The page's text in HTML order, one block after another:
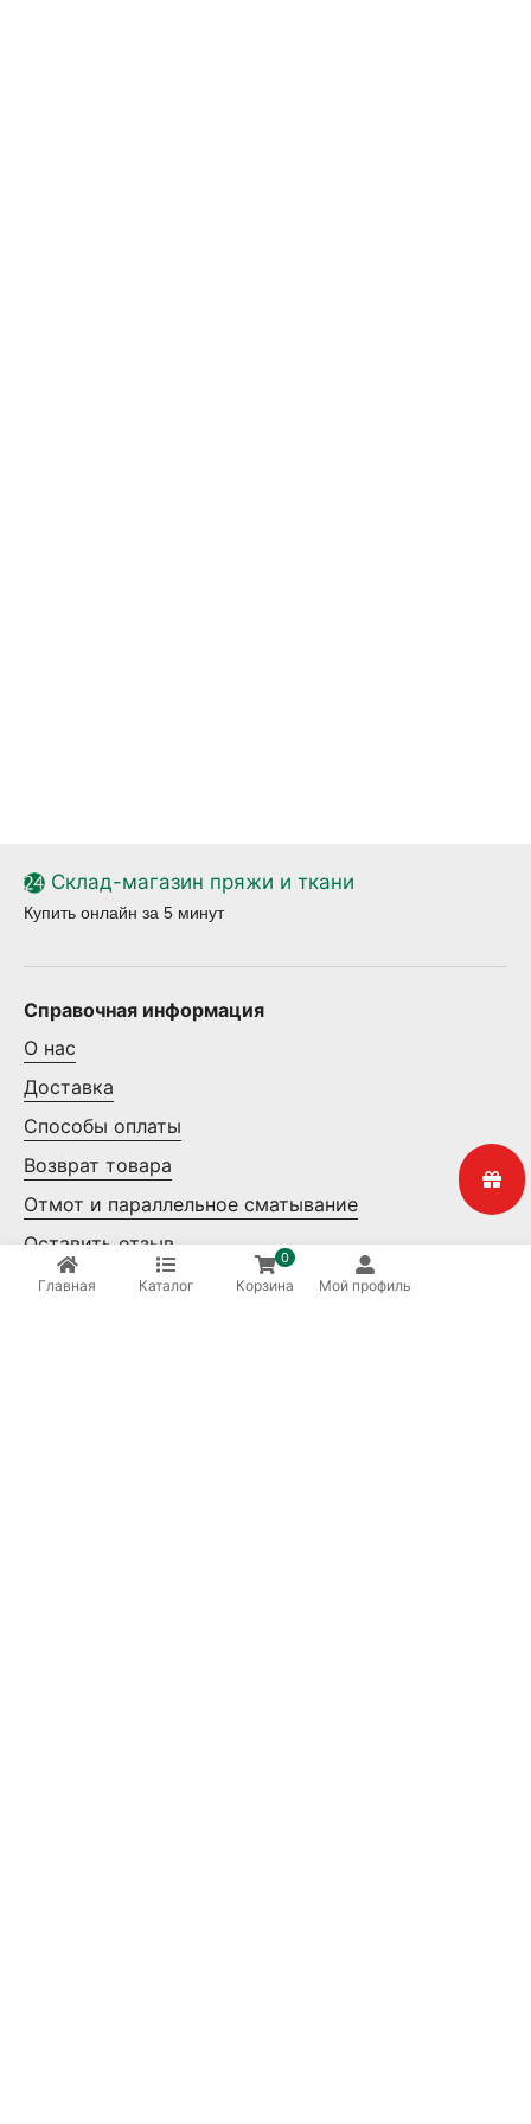
Склад-магазин пряжи и ткани
Купить онлайн за 5 минут
Справочная информация
О нас
Доставка
Способы оплаты
Возврат товара
Отмот и параллельное сматывание
Оставить отзыв
Контакты
Главная Каталог Корзина
0
Мой профиль